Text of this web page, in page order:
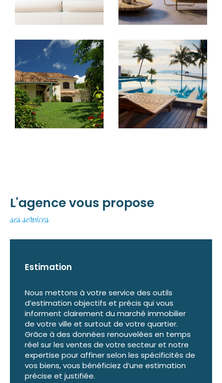
du marché local à votre service pour vous
accompagner dans toutes les étapes de
Grâce à notre connaissance du secteur et à
un accompagnement personnalisé, nous vous
aidons à trouver le bien qui correspond à vos
attentes ou à vendre votre propriété dans les
meilleures conditions. Notre équipe vous
conseille avec transparence et
professionnalisme afin de sécuriser votre
eufs à Baie-Mahault
Guadeloupe. Que vous recherchiez une
résidence principale, un investissement locatif
ou un logement neuf, A+ Caraïbe vous
adapté à vos besoins.
exigences du marché et vous conseillons sur
les opportunités disponibles afin de vous
permettre de réaliser un investissement
durable et sécurisé.
Immobilier professionnel
A+ Caraïbe accompagne également les
L'agence vous propose
ses services
Estimation
Nous mettons à votre service des outils
d’estimation objectifs et précis qui vous
informent clairement du marché immobilier
de votre ville et surtout de votre quartier.
Grâce à des données renouvelées en temps
réel sur les ventes de votre secteur et notre
expertise pour affiner selon les spécificités de
vos biens, vous bénéficiez d’une estimation
précise et justifiée.